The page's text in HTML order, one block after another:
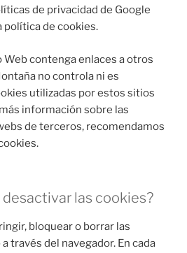
de privacidad de Google
política de cookies.
Web contenga enlaces a otros
no controla ni es
utilizadas por estos sitios
información sobre las
de terceros, recomendamos
las cookies?
bloquear o borrar las
través del navegador. En cada